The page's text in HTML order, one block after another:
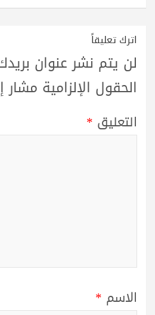
اترك تعليقاً
لن يتم نشر عنوان
الحقول الإلزامية مشار
التعليق *
الاسم *